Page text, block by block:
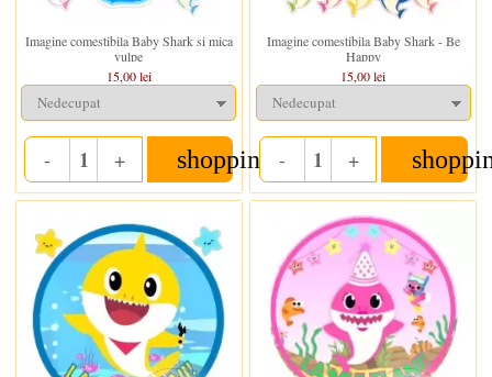
In stoc
Imagine comestibila Baby Shark si mica
vulpe
15,00 lei
- Quantity
+ shopping_cart
In stoc
Imagine comestibila Baby Shark - Be
Happy
15,00 lei
- Quantity
+